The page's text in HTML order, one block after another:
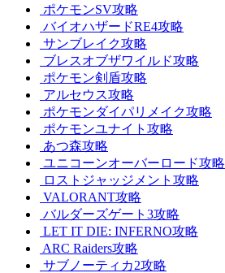
ポケモンSV攻略
バイオハザードRE4攻略
サンブレイク攻略
ブレスオブザワイルド攻略
ポケモン剣盾攻略
アルセウス攻略
ポケモンダイパリメイク攻略
ポケモンユナイト攻略
あつ森攻略
ユニコーンオーバーロード攻略
ロストジャッジメント攻略
VALORANT攻略
バルダーズゲート3攻略
LET IT DIE: INFERNO攻略
ARC Raiders攻略
サブノーティカ2攻略